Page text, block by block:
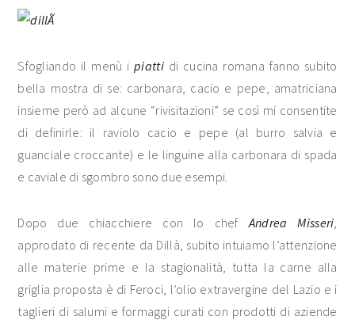
Sfogliando il menù ipiattidi cucina romana fanno subito
bella mostra di se: carbonara, cacio e pepe, amatriciana
insieme però ad alcune “rivisitazioni” se così mi consentite
di definirle: il raviolo cacio e pepe (al burro salvia e
guanciale croccante) e le linguine alla carbonara di spada
e caviale di sgombro sono due esempi.
Dopo due chiacchiere con lo chefAndrea Misseri,
approdato di recente da Dillà, subito intuiamo l’attenzione
alle materie prime e la stagionalità, tutta la carne alla
griglia proposta è di Feroci, l’olio extravergine del Lazio e i
taglieri di salumi e formaggi curati con prodotti di aziende